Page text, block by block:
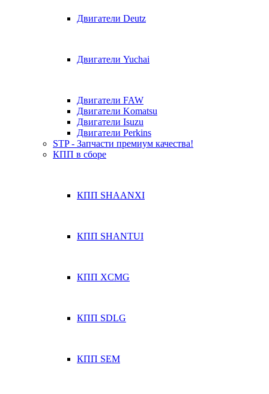
Двигатели Deutz
Двигатели Yuchai
Двигатели FAW
Двигатели Komatsu
Двигатели Isuzu
Двигатели Perkins
STP - Запчасти премиум качества!
КПП в сборе
КПП SHAANXI
КПП SHANTUI
КПП XCMG
КПП SDLG
КПП SEM